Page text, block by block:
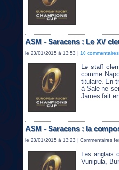
ASM - Saracens : Le XV
le 23/01/2015 à 13:53 | 10 commentaires
Le staff
comme
titulaire. En
à Sale ne
James fait
ASM - Saracens : la
le 23/01/2015 à 13:23 | Commentaires
Les anglais
Vunipula,